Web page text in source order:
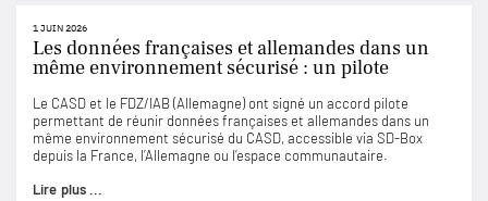
1 JUIN 2026
Les données françaises et allemandes dans un
même environnement sécurisé : un pilote
Le CASD et le FDZ/IAB (Allemagne) ont signé un accord pilote
permettant de réunir données françaises et allemandes dans un
même environnement sécurisé du CASD, accessible via SD-Box
depuis la France, l’Allemagne ou l’espace communautaire.
Lire plus ...